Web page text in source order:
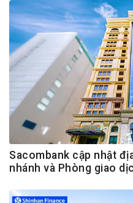
Sacombank cập nhật
nhánh và Phòng giao